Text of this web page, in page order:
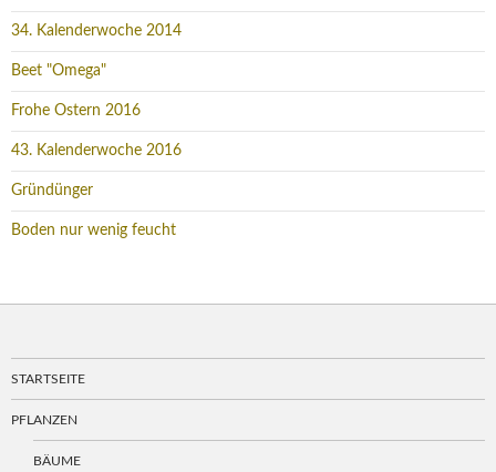
34. Kalenderwoche 2014
Beet "Omega"
Frohe Ostern 2016
43. Kalenderwoche 2016
Gründünger
Boden nur wenig feucht
STARTSEITE
PFLANZEN
BÄUME